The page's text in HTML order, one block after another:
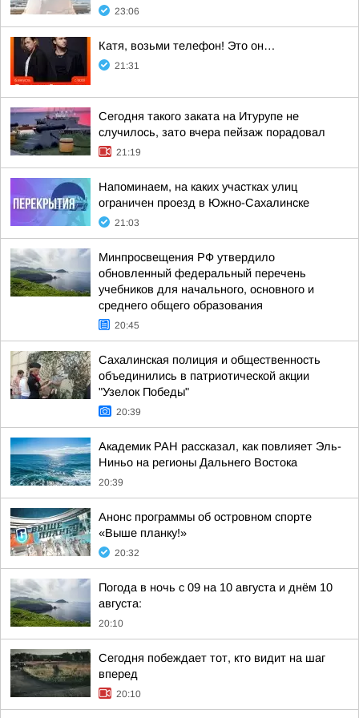
23:06
Катя, возьми телефон! Это он…
21:31
Сегодня такого заката на Итурупе не
случилось, зато вчера пейзаж порадовал
21:19
Напоминаем, на каких участках улиц
ограничен проезд в Южно-Сахалинске
21:03
Минпросвещения РФ утвердило
обновленный федеральный перечень
учебников для начального, основного и
среднего общего образования
20:45
Сахалинская полиция и общественность
объединились в патриотической акции
"Узелок Победы"
20:39
Академик РАН рассказал, как повлияет Эль-
Ниньо на регионы Дальнего Востока
20:39
Анонс программы об островном спорте
«Выше планку!»
20:32
Погода в ночь с 09 на 10 августа и днём 10
августа:
20:10
Сегодня побеждает тот, кто видит на шаг
вперед
20:10